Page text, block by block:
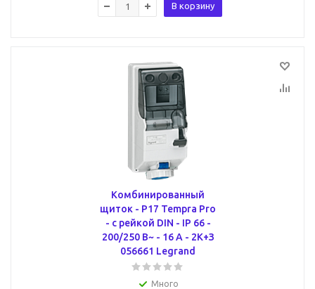
В корзину
Комбинированный
щиток - P17 Tempra Pro
- с рейкой DIN - IP 66 -
200/250 В~ - 16 A - 2К+З
056661 Legrand
Много